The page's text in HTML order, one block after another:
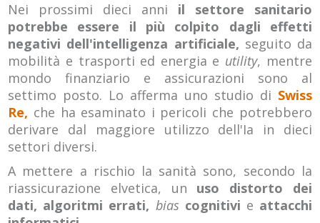
Nei prossimi dieci anni il settore sanitario
potrebbe essere il più colpito dagli effetti
negativi dell'intelligenza artificiale, seguito da
mobilità e trasporti ed energia e utility, mentre
mondo finanziario e assicurazioni sono al
settimo posto. Lo afferma uno studio di Swiss
Re, che ha esaminato i pericoli che potrebbero
derivare dal maggiore utilizzo dell'Ia in dieci
settori diversi.
A mettere a rischio la sanità sono, secondo la
riassicurazione elvetica, un uso distorto dei
dati, algoritmi errati, bias cognitivi e attacchi